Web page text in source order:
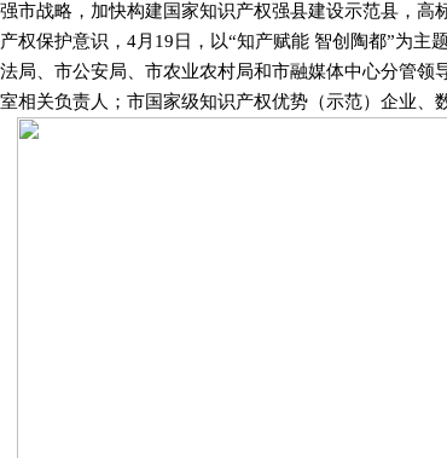
战略，加快构建国家知识产权强县建设示范县，高
权保护意识，4月19日，以“知产赋能 智创陶都”为主
局、市公安局、市农业农村局和市融媒体中心分管
相关负责人；市国家级知识产权优势（示范）企业、